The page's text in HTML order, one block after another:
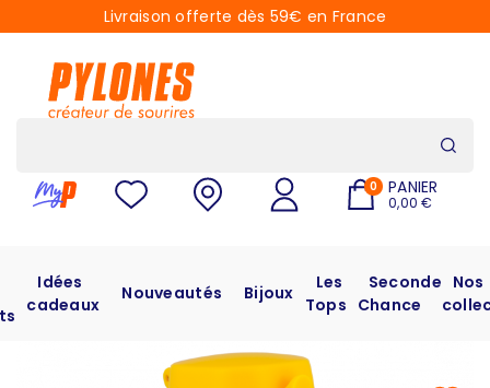
Livraison offerte dès 59€ en France
0 PANIER
0,00 €
Idées
cadeaux
Nouveautés Bijoux
Les
Tops
Seconde
Chance
Nos